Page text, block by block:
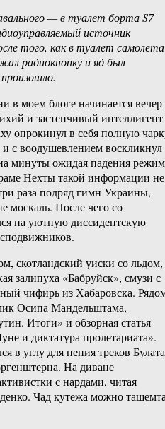
— в туалет борта S7
источник
того, как в туалет самолета
радиокнопку и яд был
в моем блоге начинается вечер
и застенчивый интеллигент
опрокинул в себя полную
и с воодушевлением воскликнул
минуты ожидая падения
Нехты такой информации не
раза подряд гимн Украины,
москаль. После чего со
на уютную диссидентскую
скотландский уиски со льдом,
залипуха «Бабруйск», смузи с
чифирь из Хабаровска.
Осипа Мандельштама,
Итоги» и обзорная статья
и диктатура пролетариата».
в углу для пения треков Булата
На диване
с нардами, читая
Чад кутежа можно